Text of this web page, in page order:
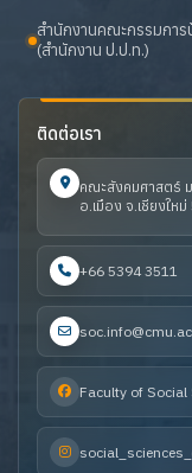
สำนักงานคณะกรรมการ
(สำนักงาน ป.ป.ท.)
ติดต่อเรา
คณะสังคมศาสตร์
อ.เมือง จ.เชียงให
+66 5394 3511
Faculty of Social